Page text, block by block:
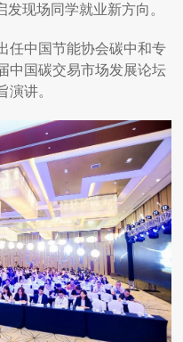
现场同学就业新方向。
任中国节能协会碳中和专
中国碳交易市场发展论坛
演讲。